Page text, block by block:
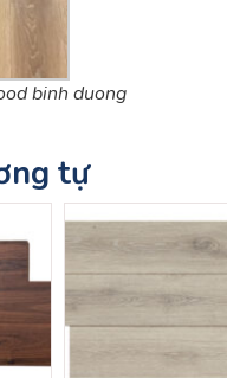
binh duong
tự